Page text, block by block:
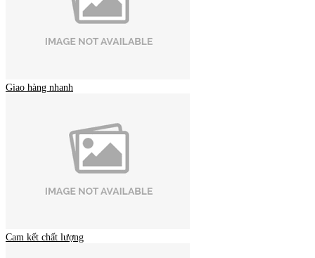
Giao hàng nhanh
Cam kết chất lượng